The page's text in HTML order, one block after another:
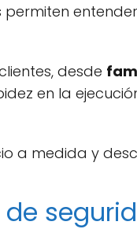
permiten
desde
en la
a medida y